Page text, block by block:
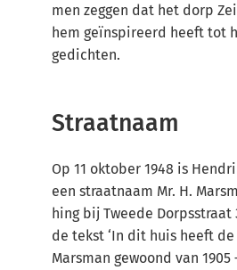
men zeggen dat het dorp
hem geïnspireerd heeft tot
gedichten.
Straatnaam
Op 11 oktober 1948 is
een straatnaam Mr. H.
hing bij Tweede
de tekst ‘In dit huis heeft
Marsman gewoond van 1905